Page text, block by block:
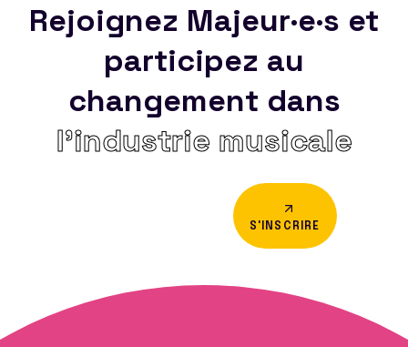
Rejoignez Majeur·e·s et
participez au
changement dans
l’industrie musicale
S'INSCRIRE